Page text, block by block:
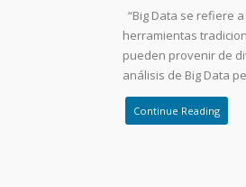
“Big Data se refiere
herramientas
pueden provenir de
análisis de Big Data
Continue Reading